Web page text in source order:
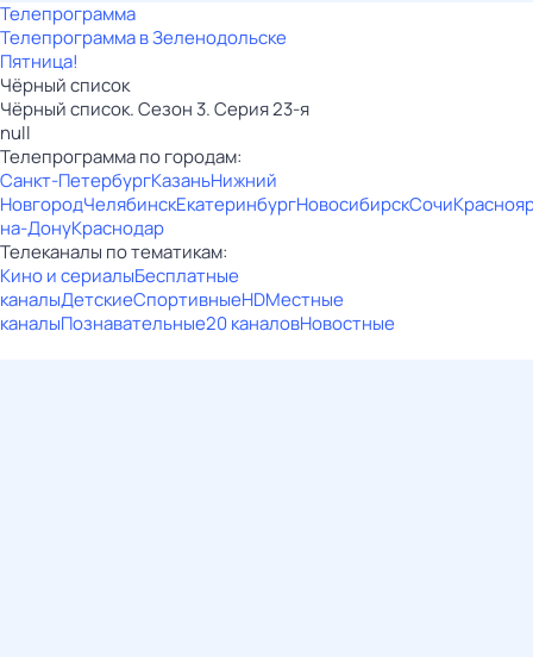
Телепрограмма
Телепрограмма в Зеленодольске
Пятница!
Чёрный список
Чёрный список. Сезон 3. Серия 23-я
null
Телепрограмма по городам:
Санкт-ПетербургКазаньНижний
НовгородЧелябинскЕкатеринбургНовосибирскСочи
на-ДонуКраснодар
Телеканалы по тематикам:
Кино и сериалыБесплатные
каналыДетскиеСпортивныеHDМестные
каналыПознавательные20 каналовНовостные